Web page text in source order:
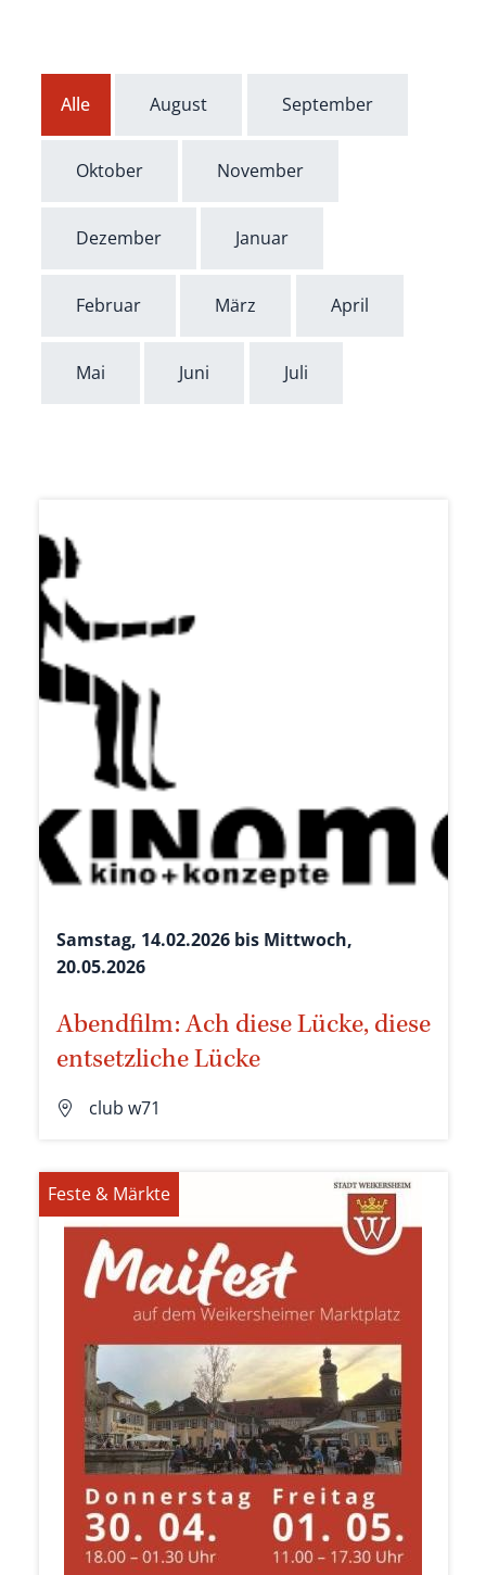
Alle August September
Oktober November
Dezember Januar
Februar März April
Mai Juni Juli
Samstag, 14.02.2026 bis Mittwoch,
20.05.2026
Abendfilm: Ach diese Lücke, diese
entsetzliche Lücke
club w71
Feste & Märkte